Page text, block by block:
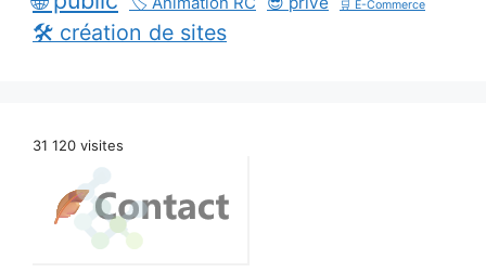
🛒 E-Commerce
🛠️ création de sites
31 120 visites